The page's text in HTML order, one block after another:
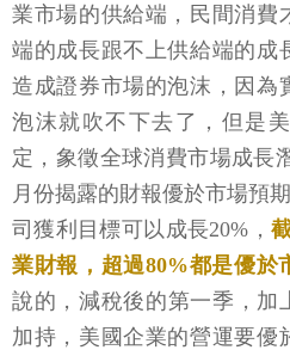
業市場的供給端，民間消費
端的成長跟不上供給端的成
造成證券市場的泡沫，因為
泡沫就吹不下去了，但是
定，象徵全球消費市場成長
月份揭露的財報優於市場預
司獲利目標可以成長20%，
業財報，超過80%都是優於
說的，減稅後的第一季，加
加持，美國企業的營運要優